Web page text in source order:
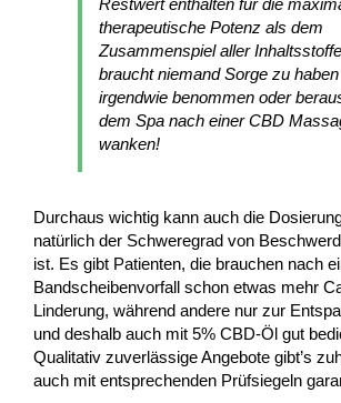
therapeutische Potenz als dem
Zusammenspiel aller
braucht niemand Sorge zu haben
irgendwie benommen oder
dem Spa nach einer CBD
wanken!
Durchaus wichtig kann auch die
natürlich der Schweregrad von
ist. Es gibt Patienten, die brauchen nach
Bandscheibenvorfall schon etwas mehr
Linderung, während andere nur zur
und deshalb auch mit 5% CBD-Öl gut
Qualitativ zuverlässige Angebote gibt’s
auch mit entsprechenden Prüfsiegeln